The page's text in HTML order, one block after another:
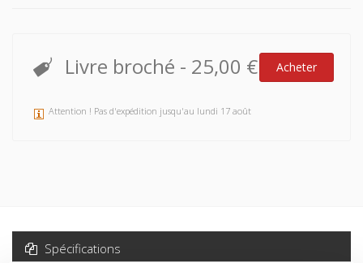
Livre broché - 25,00 € Acheter
Attention ! Pas d'expédition jusqu'au lundi 17 août
Spécifications